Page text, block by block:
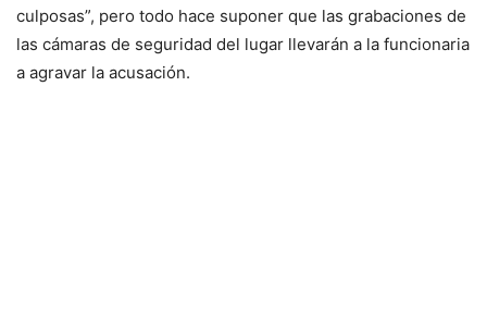
culposas”, pero todo hace suponer que las grabaciones de
las cámaras de seguridad del lugar llevarán a la funcionaria
a agravar la acusación.